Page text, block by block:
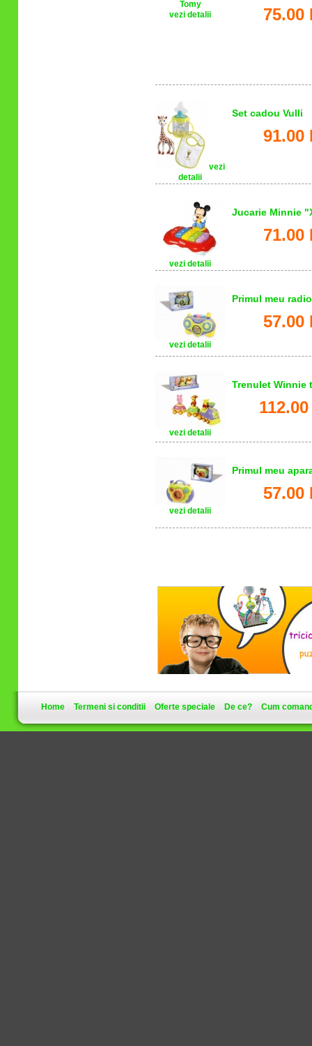
vezi detalii 75.00
vezi
detalii
Set cadou Vulli
91.00
vezi detalii
Jucarie Minnie
71.00
vezi detalii
Primul meu
57.00
vezi detalii
Trenulet Winnie
vezi detalii
Primul meu
57.00
Home Termeni si conditii Oferte speciale De ce? Cum